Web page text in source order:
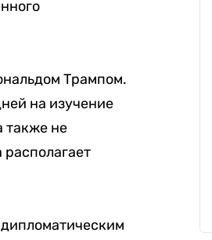
Трампом.
на изучение
также не